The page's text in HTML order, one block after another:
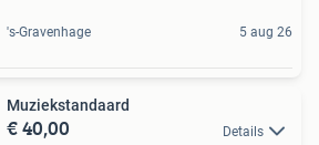
's-Gravenhage 5 aug 26
Muziekstandaard
€ 40,00 Details